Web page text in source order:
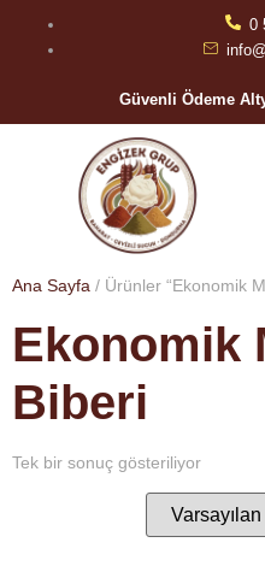
0
Güvenli Ödeme
Ana Sayfa / Ürünler “Ekonomik
Ekonomik
Biberi
Tek bir sonuç gösteriliyor